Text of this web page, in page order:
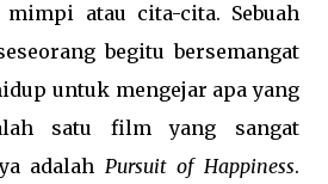
atau cita-cita. Sebuah
begitu bersemangat
untuk mengejar apa yang
satu film yang sangat
adalah Pursuit of Happiness.